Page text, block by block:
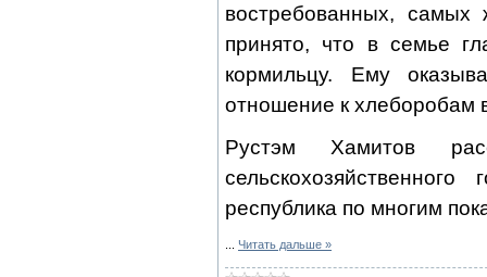
востребованных,
принято, что в семье
кормильцу. Ему
отношение к хлеборобам
Рустэм Хамитов
республика по многим
Читать дальше »